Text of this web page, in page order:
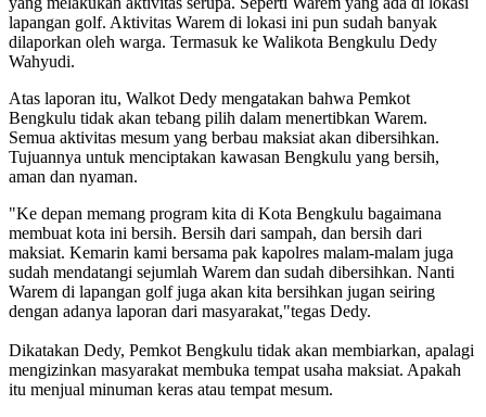
lapangan golf. Aktivitas Warem di lokasi ini pun sudah banyak
dilaporkan oleh warga. Termasuk ke Walikota Bengkulu Dedy
Wahyudi.
Atas laporan itu, Walkot Dedy mengatakan bahwa Pemkot
Bengkulu tidak akan tebang pilih dalam menertibkan Warem.
Semua aktivitas mesum yang berbau maksiat akan dibersihkan.
Tujuannya untuk menciptakan kawasan Bengkulu yang bersih,
aman dan nyaman.
"Ke depan memang program kita di Kota Bengkulu bagaimana
membuat kota ini bersih. Bersih dari sampah, dan bersih dari
maksiat. Kemarin kami bersama pak kapolres malam-malam juga
sudah mendatangi sejumlah Warem dan sudah dibersihkan. Nanti
Warem di lapangan golf juga akan kita bersihkan jugan seiring
dengan adanya laporan dari masyarakat,"tegas Dedy.
Dikatakan Dedy, Pemkot Bengkulu tidak akan membiarkan, apalagi
mengizinkan masyarakat membuka tempat usaha maksiat. Apakah
itu menjual minuman keras atau tempat mesum.